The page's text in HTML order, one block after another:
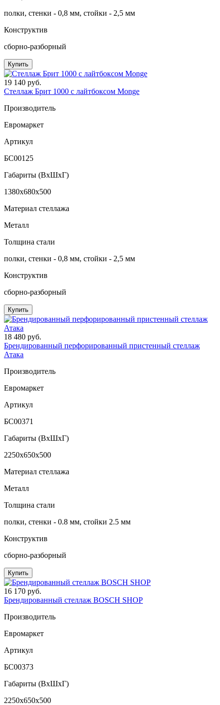
полĸи, стенĸи - 0,8 мм, стойĸи - 2,5 мм
Конструктив
сборно-разборный
Купить
19 140 руб.
Стеллаж Брит 1000 с лайтбоксом Monge
Производитель
Евромаркет
Артикул
БС00125
Габариты (ВxШxГ)
1380x680x500
Материал стеллажа
Металл
Толщина стали
полĸи, стенĸи - 0,8 мм, стойĸи - 2,5 мм
Конструктив
сборно-разборный
Купить
18 480 руб.
Брендированный перфорированный пристенный стеллаж
Атака
Производитель
Евромаркет
Артикул
БС00371
Габариты (ВxШxГ)
2250x650x500
Материал стеллажа
Металл
Толщина стали
полки, стенки - 0.8 мм, стойки 2.5 мм
Конструктив
сборно-разборный
Купить
16 170 руб.
Брендированный стеллаж BOSCH SHOP
Производитель
Евромаркет
Артикул
БС00373
Габариты (ВxШxГ)
2250x650x500